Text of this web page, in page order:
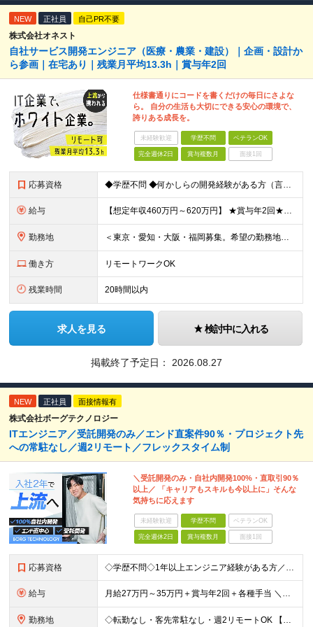
NEW 正社員 自己PR不要
株式会社オネスト
自社サービス開発エンジニア（医療・農業・建設）｜企画・設計か
ら参画｜在宅あり｜残業月平均13.3h｜賞与年2回
仕様書通りにコードを書くだけの毎日にさよな
ら。 自分の生活も大切にできる安心の環境で、
誇りある成長を。
未経験歓迎 学歴不問 ベテランOK
完全週休2日 賞与複数月 面接1回
応募資格 ◆学歴不問 ◆何かしらの開発経験がある方（言語不問） ＜以下のような方を歓迎します＞ ◎自社プロダクト開発に携わりたい方 ◎新しいサービスの企画から挑戦してみたい方 ◎これまでの経験を活かし管理職を
給与 【想定年収460万円～620万円】 ★賞与年2回★勤務地手当あり 月給30万円～41万円 ＜各種手当＞ ■勤務地手当（東京2万円／月、大阪1万円／月、名古屋5000円／月） ■通勤手当（月額5万円ま
勤務地 ＜東京・愛知・大阪・福岡募集。希望の勤務地で働けます＞ 希望通りの配属＆転勤も基本なし！ 「プロジェクト人員の枠を広げたい」などといった、 会社からの強制的な異動・出向依頼はありません。 ■東京オフ
働き方 リモートワークOK
残業時間 20時間以内
求人を見る 検討中に入れる
掲載終了予定日： 2026.08.27
NEW 正社員 面接情報有
株式会社ボーグテクノロジー
ITエンジニア／受託開発のみ／エンド直案件90％・プロジェクト先
への常駐なし／週2リモート／フレックスタイム制
＼受託開発のみ・自社内開発100%・直取引90％
以上／ 「キャリアもスキルも今以上に」そんな
気持ちに応えます
未経験歓迎 学歴不問 ベテランOK
完全週休2日 賞与複数月 面接1回
応募資格 ◇学歴不問◇1年以上エンジニア経験がある方／人柄重視の採用です 必須条件―MUST― ■1年以上エンジニア経験がある方 ■C#、Java、Node.js、VB.NETを使った実務経験がある方 ＼こ
給与 月給27万円～35万円＋賞与年2回＋各種手当 ＼豊かな経験がある方はさらに加給！／ 月給35万円～40万円＋賞与年2回＋各種手当 ※ご経験やスキル、前職給等を考慮して給与額を決定します
勤務地 ◇転勤なし・客先常駐なし・週2リモートOK 【本社】東京都台東区上野7-2-8 岡田タイルビル702 【第1分室】東京都台東区上野7-6-10 MSKビル4階 【第2分室】東京都台東区上野7-8-2